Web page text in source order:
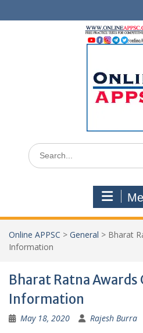
to
Search
for:
Online APPSC > General > Bharat
Information
Bharat Ratna Awards
Information
May 18, 2020 Rajesh Burra